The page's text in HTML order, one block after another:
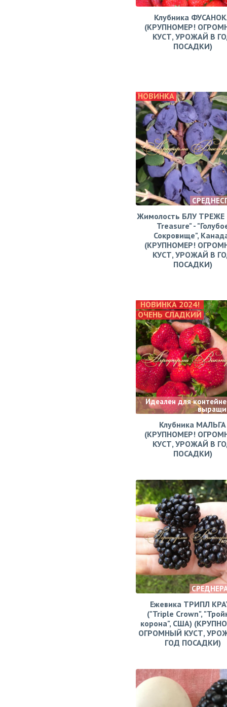
Клубника
(КРУПНОМЕР!
КУСТ, УРОЖАЙ В
ПОСАДКИ)
НОВИНКА
Жимолость БЛУ ТРЕЖЕ
Treasure" -
Сокровище",
(КРУПНОМЕР!
КУСТ, УРОЖАЙ В
ПОСАДКИ)
НОВИНКА 2024!
ОЧЕНЬ СЛАДКИЙ
Идеален для
Клубника МАЛЬГА
(КРУПНОМЕР!
КУСТ, УРОЖАЙ В
ПОСАДКИ)
Ежевика ТРИПЛ
("Triple Crown",
корона", США)
ОГРОМНЫЙ КУСТ,
ГОД ПОСАДКИ)